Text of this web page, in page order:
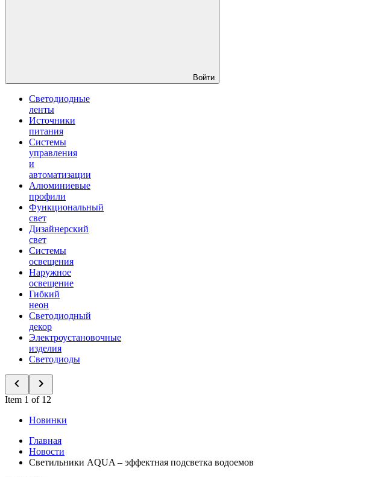
Войти
Светодиодные
ленты
Источники
питания
Системы
управления
и
автоматизации
Алюминиевые
профили
Функциональный
свет
Дизайнерский
свет
Системы
освещения
Наружное
освещение
Гибкий
неон
Светодиодный
декор
Электроустановочные
изделия
Светодиоды
Item 1 of 12
Новинки
Главная
Новости
Светильники AQUA – эффектная подсветка водоемов